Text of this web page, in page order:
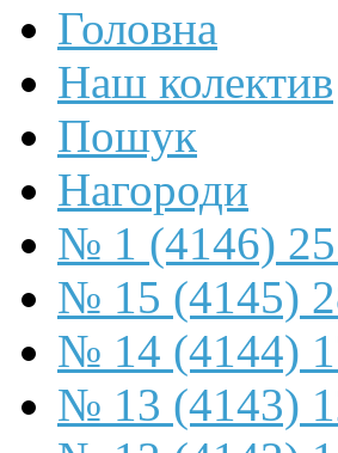
Головна
Наш колектив
Пошук
Нагороди
№ 1 (4146) 25
№ 15 (4145)
№ 14 (4144)
№ 13 (4143)